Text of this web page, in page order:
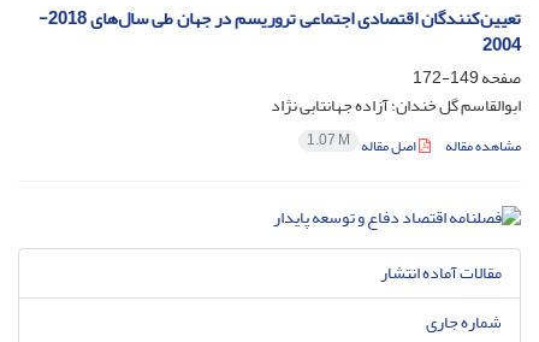
تعیین‌کنندگان اقتصادی اجتماعی تروریسم در جهان طی سال‌های 2018-
2004
صفحه149-172
ابوالقاسم گل خندان؛ آزاده جهانتابی نژاد
مشاهده مقاله اصل مقاله 1.07 M
مقالات آماده انتشار
شماره جاری